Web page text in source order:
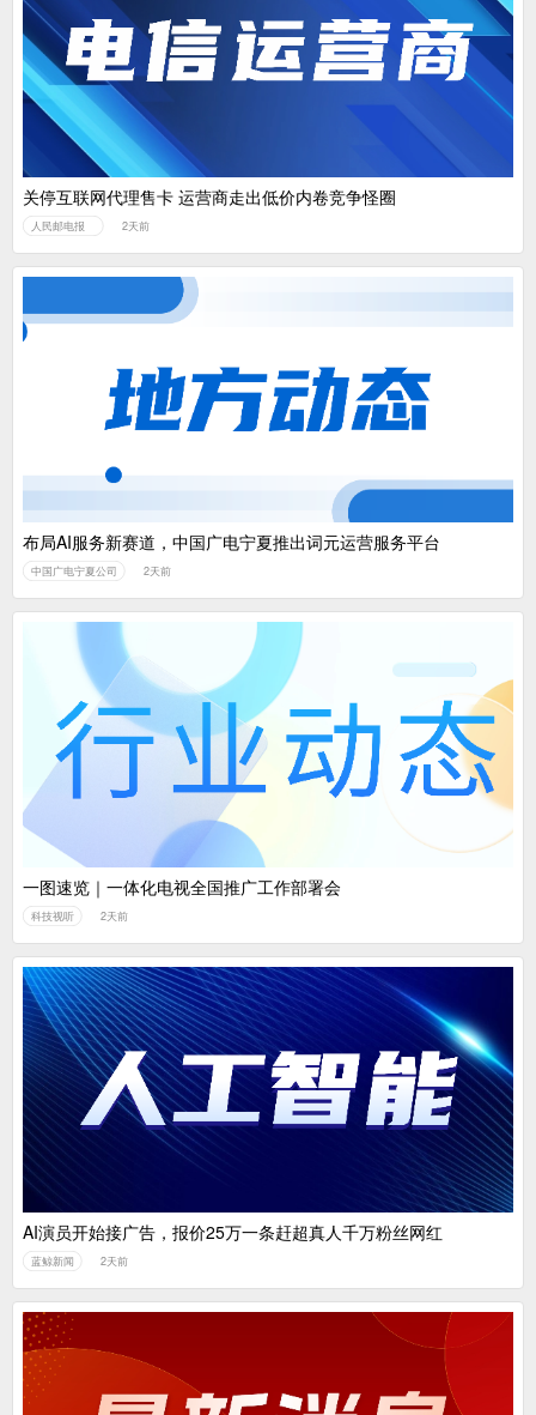
关停互联网代理售卡 运营商走出低价内卷竞争怪圈
人民邮电报 2天前
布局AI服务新赛道，中国广电宁夏推出词元运营服务平台
中国广电宁夏公司 2天前
一图速览｜一体化电视全国推广工作部署会
科技视听 2天前
AI演员开始接广告，报价25万一条赶超真人千万粉丝网红
蓝鲸新闻 2天前